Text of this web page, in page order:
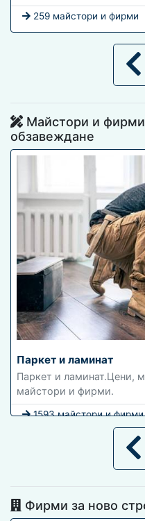
259 майстори и фирми
Майстори и фирми
обзавеждане
Паркет и ламинат
Паркет и ламинат.Цени,
майстори и фирми.
1593 майстори и фирми
Фирми за ново